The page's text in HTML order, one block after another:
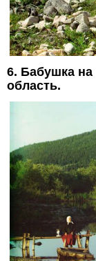
6. Бабушка
область.